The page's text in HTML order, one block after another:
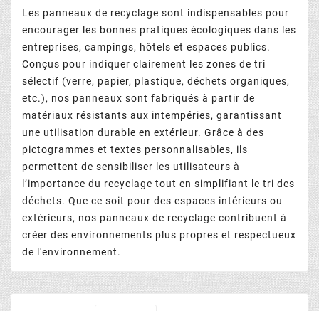
Les panneaux de recyclage sont indispensables pour
encourager les bonnes pratiques écologiques dans les
entreprises, campings, hôtels et espaces publics.
Conçus pour indiquer clairement les zones de tri
sélectif (verre, papier, plastique, déchets organiques,
etc.), nos panneaux sont fabriqués à partir de
matériaux résistants aux intempéries, garantissant
une utilisation durable en extérieur. Grâce à des
pictogrammes et textes personnalisables, ils
permettent de sensibiliser les utilisateurs à
l’importance du recyclage tout en simplifiant le tri des
déchets. Que ce soit pour des espaces intérieurs ou
extérieurs, nos panneaux de recyclage contribuent à
créer des environnements plus propres et respectueux
de l'environnement.